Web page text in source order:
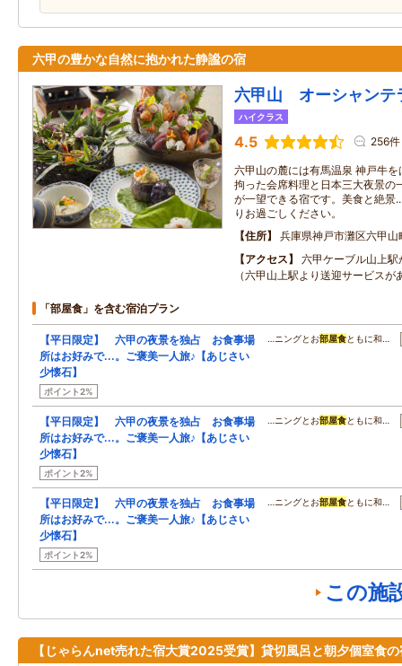
六甲の豊かな自然に抱かれた静謐の宿
六甲山 オーシャンテ
ハイクラス
4.5 256件
六甲山の麓には有馬温泉 神戸牛
拘った会席料理と日本三大夜景
が一望できる宿です。美食と絶景
りお過ごしください。
住所
兵庫県神戸市灘区六甲
アクセス
六甲ケーブル山上
（六甲山上駅より送迎サービスが
「部屋食」を含む宿泊プラン
【平日限定】 六甲の夜景を独占 お食事場
所はお好みで...。ご褒美一人旅♪【あじさい
少懐石】
ポイント2%
…ニングとお部屋食ともに和…
【平日限定】 六甲の夜景を独占 お食事場
所はお好みで...。ご褒美一人旅♪【あじさい
少懐石】
ポイント2%
…ニングとお部屋食ともに和…
【平日限定】 六甲の夜景を独占 お食事場
所はお好みで...。ご褒美一人旅♪【あじさい
少懐石】
ポイント2%
…ニングとお部屋食ともに和…
この施
【じゃらんnet売れた宿大賞2025受賞】貸切風呂と朝夕個室食の